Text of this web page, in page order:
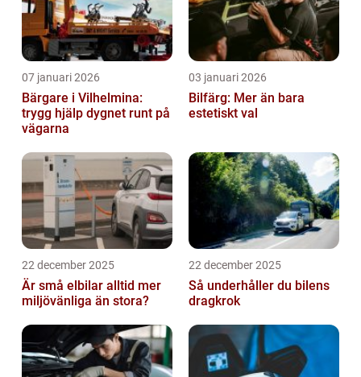
07 januari 2026
Bärgare i Vilhelmina:
trygg hjälp dygnet runt på
vägarna
03 januari 2026
Bilfärg: Mer än bara
estetiskt val
22 december 2025
Är små elbilar alltid mer
miljövänliga än stora?
22 december 2025
Så underhåller du bilens
dragkrok